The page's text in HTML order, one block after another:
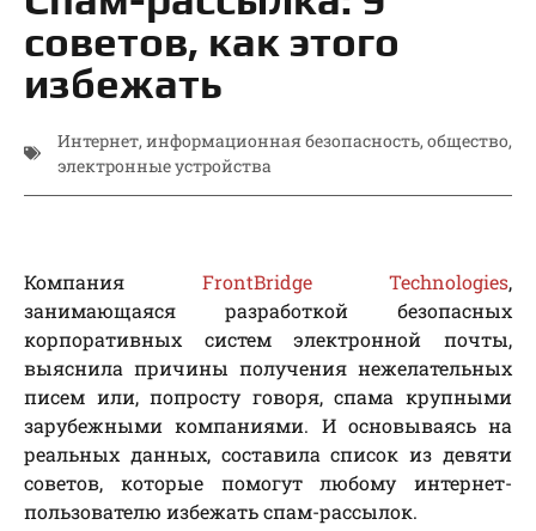
советов, как этого
избежать
Интернет, информационная безопасность, общество,
электронные устройства
Компания FrontBridge Technologies,
занимающаяся разработкой безопасных
корпоративных систем электронной почты,
выяснила причины получения нежелательных
писем или, попросту говоря, спама крупными
зарубежными компаниями. И основываясь на
реальных данных, составила список из девяти
советов, которые помогут любому интернет-
пользователю избежать спам-рассылок.